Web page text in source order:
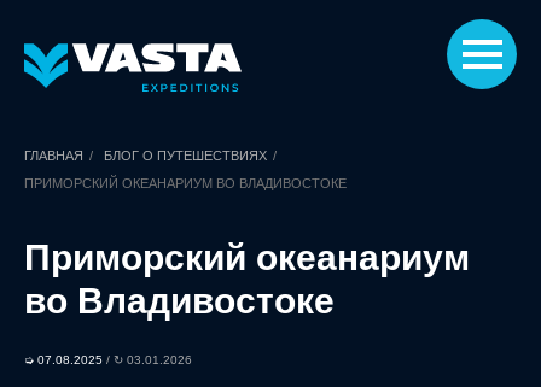
ГЛАВНАЯ / БЛОГ О ПУТЕШЕСТВИЯХ /
ПРИМОРСКИЙ ОКЕАНАРИУМ ВО ВЛАДИВОСТОКЕ
Приморский океанариум
во Владивостоке
➭ 07.08.2025 / ↻ 03.01.2026